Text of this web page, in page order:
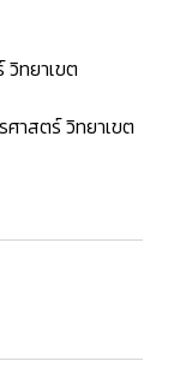
ทยาเขต
าสตร์ วิทยาเขต